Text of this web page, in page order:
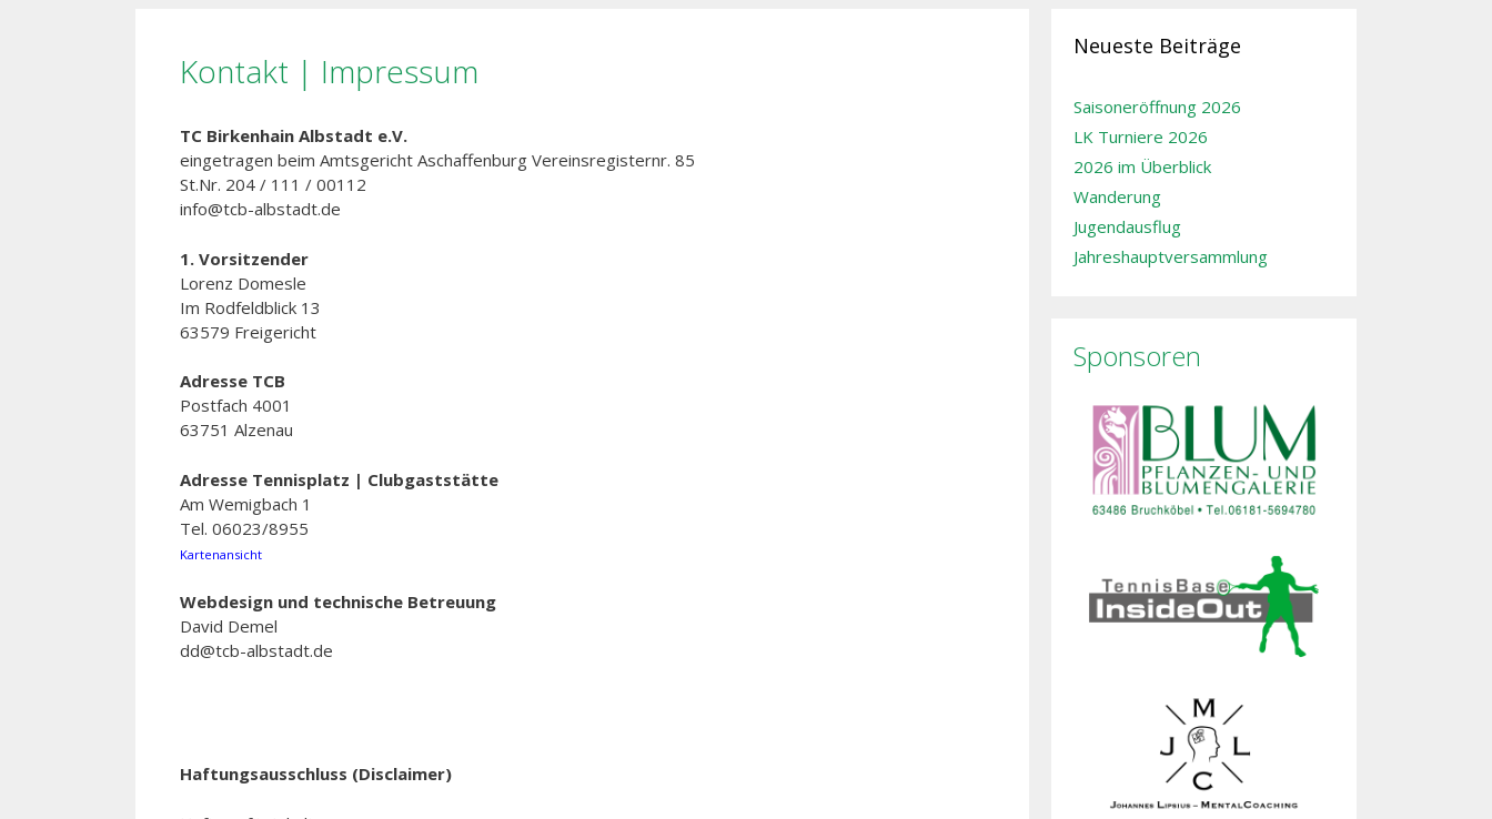
Kontakt | Impressum
TC Birkenhain Albstadt e.V.
eingetragen beim Amtsgericht Aschaffenburg Vereinsregisternr. 85
St.Nr. 204 / 111 / 00112
info@tcb-albstadt.de
1. Vorsitzender
Lorenz Domesle
Im Rodfeldblick 13
63579 Freigericht
Adresse TCB
Postfach 4001
63751 Alzenau
Adresse Tennisplatz | Clubgaststätte
Am Wemigbach 1
Tel. 06023/8955
Kartenansicht
Webdesign und technische Betreuung
David Demel
dd@tcb-albstadt.de
Haftungsausschluss (Disclaimer)
Neueste Beiträge
Saisoneröffnung 2026
LK Turniere 2026
2026 im Überblick
Wanderung
Jugendausflug
Jahreshauptversammlung
Sponsoren